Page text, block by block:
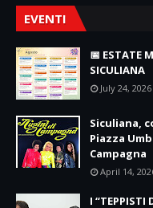
EVENTI
📅 ESTATE
SICULIANA
July 24, 2026
Siculiana,
Piazza
Campagna
April 14,
I “TEPPISTI